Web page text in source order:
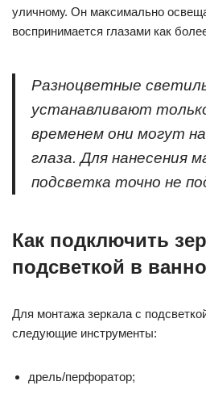
уличному. Он максимально
воспринимается глазами как
Разноцветные
устанавливают
временем они могут
глаза. Для нанесения
подсветка точно не
Как подключить
подсветкой в
Для монтажа зеркала с
следующие инструменты:
дрель/перфоратор;